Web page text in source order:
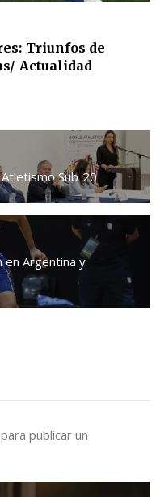
Triunfos de
Actualidad
Sub 20
en Argentina y
para publicar un